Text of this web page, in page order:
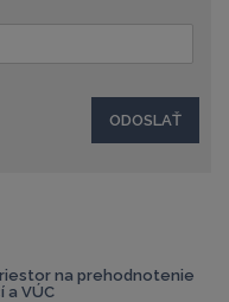
na prehodnotenie
a VÚC